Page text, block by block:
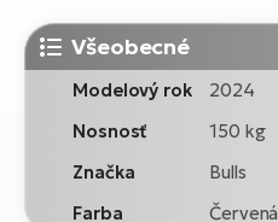
Všeobecné
Modelový rok
2024
Nosnosť
150 kg
Značka
Bulls
Farba
Červená